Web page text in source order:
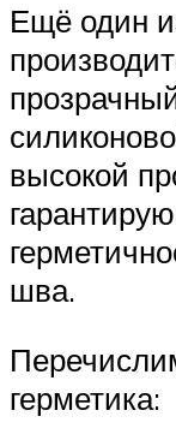
Ещё один
высокой
шва.
герметика: